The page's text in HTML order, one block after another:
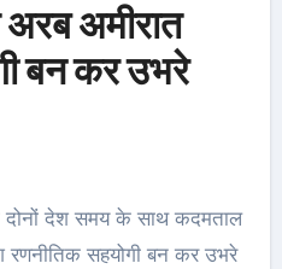
अमीरात
बन कर उभरे
सहयोगी बन कर उभरे